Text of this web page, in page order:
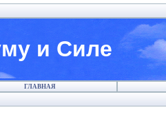
и Силе
ГЛАВНАЯ